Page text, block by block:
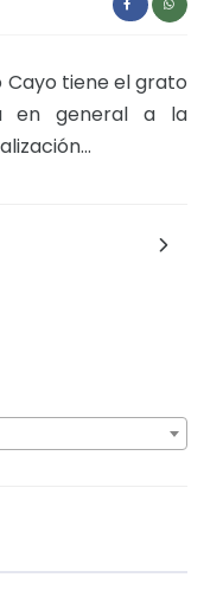
Cayo tiene el grato
en general a la